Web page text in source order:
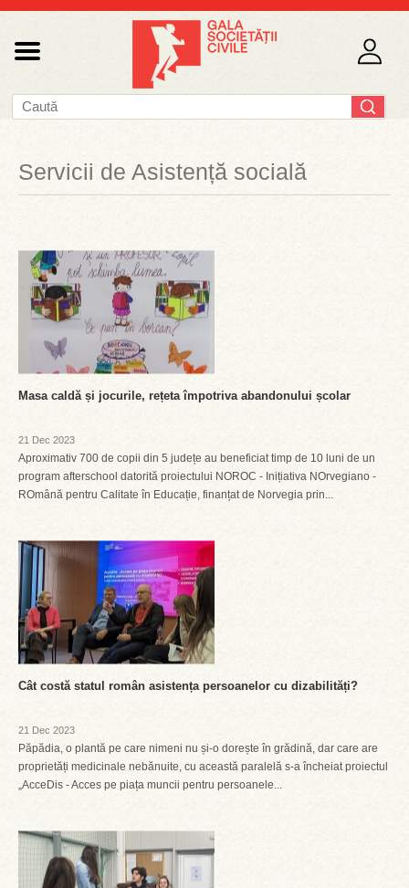
Servicii de Asistență socială
Masa caldă și jocurile, rețeta împotriva abandonului școlar
21 Dec 2023
Aproximativ 700 de copii din 5 județe au beneficiat timp de 10 luni de un
program afterschool datorită proiectului NOROC - Inițiativa NOrvegiano -
ROmână pentru Calitate în Educație, finanțat de Norvegia prin...
Cât costă statul român asistența persoanelor cu dizabilități?
21 Dec 2023
Păpădia, o plantă pe care nimeni nu și-o dorește în grădină, dar care are
proprietăți medicinale nebănuite, cu această paralelă s-a încheiat proiectul
„AcceDis - Acces pe piața muncii pentru persoanele...